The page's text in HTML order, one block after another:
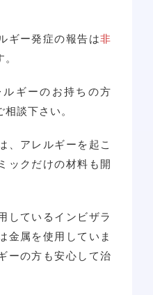
ギー発症の報告は非
ギーのお持ちの方
談下さい。
、アレルギーを起こ
ックだけの材料も開
しているインビザラ
金属を使用していま
ーの方も安心して治